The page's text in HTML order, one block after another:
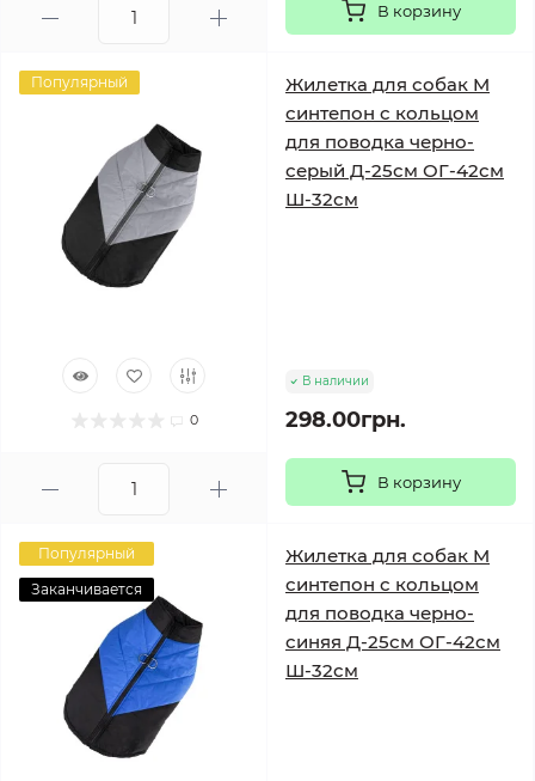
В корзину
Популярный
0
Жилетка для собак M
синтепон с кольцом
для поводка черно-
серый Д-25см ОГ-42см
Ш-32см
В наличии
298.00грн.
В корзину
Популярный
Заканчивается
Жилетка для собак M
синтепон с кольцом
для поводка черно-
синяя Д-25см ОГ-42см
Ш-32см